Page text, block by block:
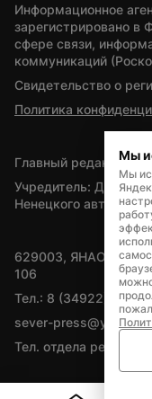
Информационное
зарегистрировано в
сфере связи,
коммуникаций
Свидетельство о
Политика
Главный редактор —
Учредитель:
Ненецкого
629003, ЯНАО,
106
Тел.: 8 (34922) 71262
sever-press@yamal-
Тел. отдела
Мы
Мы